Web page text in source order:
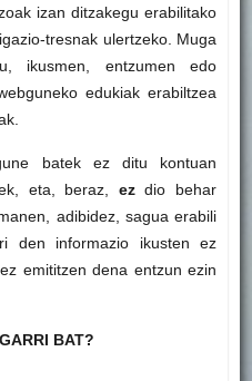
izan ditzakegu erabilitako
tresnak ulertzeko. Muga
ikusmen, entzumen edo
edukiak erabiltzea
batek ez ditu kontuan
eta, beraz, ezdio behar
adibidez, sagua erabili
den informazio ikusten ez
emititzen dena entzun ezin
BAT?